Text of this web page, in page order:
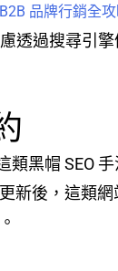
B2B 品牌行銷全
透過搜尋引
黑帽 SEO
新後，這類網